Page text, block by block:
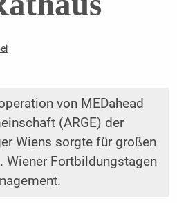
von MEDahead
(ARGE) der
Wiens sorgte für großen
Wiener Fortbildungstagen